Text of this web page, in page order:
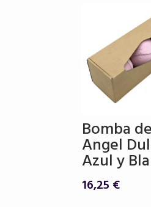
Bomba
Angel
Azul y
16,25 €